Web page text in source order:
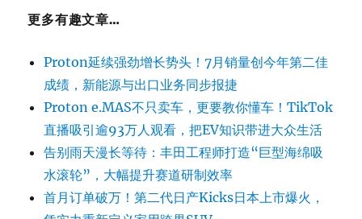
更多有趣文章…
Proton延续强劲增长势头！7月销量创今年第二佳
成绩，新能源与出口业务同步报捷
Proton e.MAS不只卖车，更要教你懂车！TikTok
直播吸引逾93万人观看，把EV知识带进大众生活
告别雨天漫长等待：丰田工程师打造“巨型海绵吸
水滚轮”，大幅提升赛道研制效率
首月订单破万！第二代日产Kicks日本上市爆火，